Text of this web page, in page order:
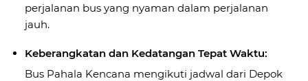
perjalanan bus yang nyaman dalam perjalanan
jauh.
Keberangkatan dan Kedatangan Tepat Waktu:
Bus Pahala Kencana mengikuti jadwal dari Depok